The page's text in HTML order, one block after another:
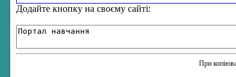
Додайте кнопку на своєму сайті:
При